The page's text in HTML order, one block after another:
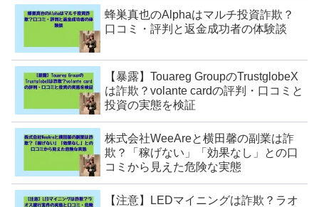
蜂巣真也のAlphaはマルチ投資詐欺？
口コミ・評判と返金成功者の体験談
【暴露】Touareg GroupのTrustglobeX
は詐欺？volante cardの評判・口コミと
投資の実態を検証
株式会社WeeAreと横田馨の副業は詐
欺？「稼げない」「効果なし」との口
コミから見えた危険な実態
【注意】LEDマイニングは詐欺？ラオ